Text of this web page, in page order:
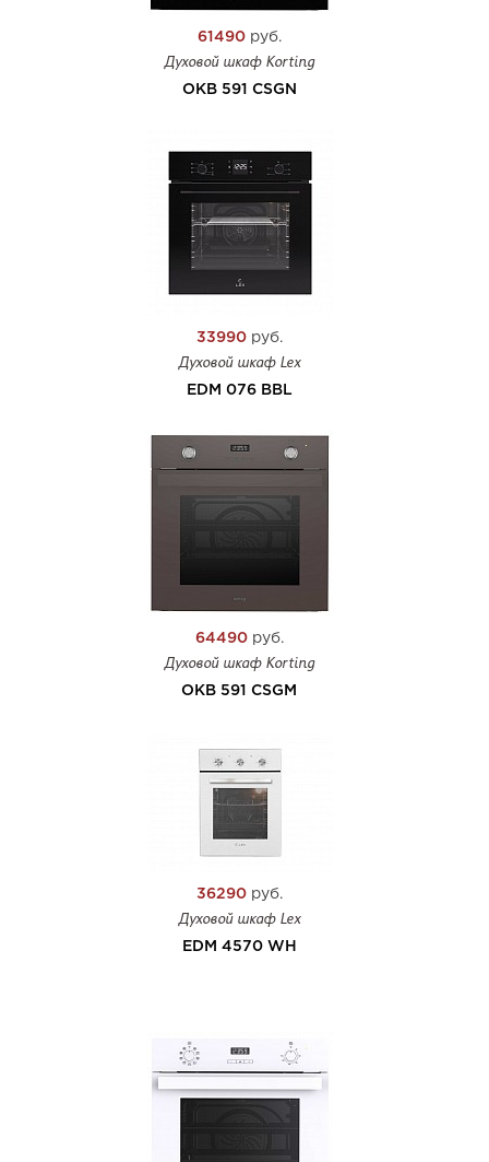
61490руб.
Духовой шкаф Korting
OKB 591 CSGN
33990руб.
Духовой шкаф Lex
EDM 076 BBL
64490руб.
Духовой шкаф Korting
OKB 591 CSGM
36290руб.
Духовой шкаф Lex
EDM 4570 WH